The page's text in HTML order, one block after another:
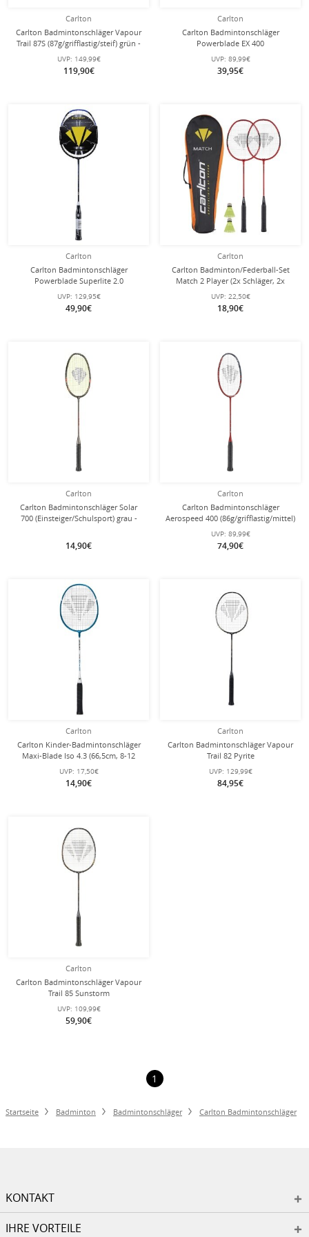
Carlton
Carlton Badmintonschläger Vapour
Trail 87S (87g/grifflastig/steif) grün -
besaitet -
UVP: 149,99€
119,90€
Carlton
Carlton Badmintonschläger
Powerblade EX 400
(88g/grifflastig/mittel) schwarz/blau -
besaitet -
UVP: 89,99€
39,95€
Carlton
Carlton Badmintonschläger
Powerblade Superlite 2.0
(Bestseller/kopflastig/steif/Freizeitspieler)
blau - besaitet -
UVP: 129,95€
49,90€
Carlton
Carlton Badminton/Federball-Set
Match 2 Player (2x Schläger, 2x
Bälle, 1x Tragetasche) - 2 Spieler
UVP: 22,50€
18,90€
Carlton
Carlton Badmintonschläger Solar
700 (Einsteiger/Schulsport) grau -
14,90€
Carlton
Carlton Badmintonschläger
Aerospeed 400 (86g/grifflastig/mittel)
rot - besaitet -
UVP: 89,99€
74,90€
Carlton
Carlton Kinder-Badmintonschläger
Maxi-Blade Iso 4.3 (66,5cm, 8-12
Jahre) türkis/weiss - besaitet -
UVP: 17,50€
14,90€
Carlton
Carlton Badmintonschläger Vapour
Trail 82 Pyrite
(82g/kopflastig/flexibel) schwarz -
besaitet -
UVP: 129,99€
84,95€
Carlton
Carlton Badmintonschläger Vapour
Trail 85 Sunstorm
(85g/ausgewogen/mittel) schwarz -
besaitet -
UVP: 109,99€
59,90€
1
Startseite Badminton Badmintonschläger Carlton Badmintonschläger
KONTAKT
IHRE VORTEILE